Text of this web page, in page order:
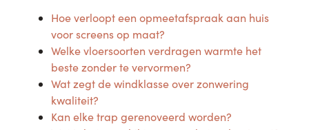
Hoe verloopt een opmeetafspraak aan huis
voor screens op maat?
Welke vloersoorten verdragen warmte het
beste zonder te vervormen?
Wat zegt de windklasse over zonwering
kwaliteit?
Kan elke trap gerenoveerd worden?